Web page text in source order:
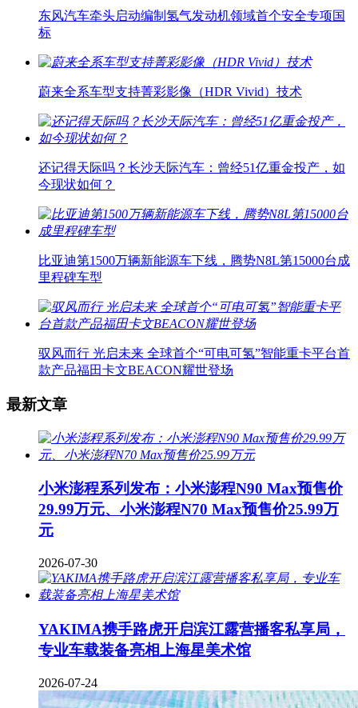
东风汽车牵头启动编制氢气发动机领域首个安全专项国
标
蔚来全系车型支持菁彩影像（HDR Vivid）技术
还记得天际吗？长沙天际汽车：曾经51亿重金投产，如
今现状如何？
比亚迪第1500万辆新能源车下线，腾势N8L第15000台成
里程碑车型
驭风而行 光启未来 全球首个“可电可氢”智能重卡平台首
款产品福田卡文BEACON耀世登场
最新文章
小米澎程系列发布：小米澎程N90 Max预售价
29.99万元、小米澎程N70 Max预售价25.99万
元
2026-07-30
YAKIMA携手路虎开启滨江露营播客私享局，
专业车载装备亮相上海星美术馆
2026-07-24